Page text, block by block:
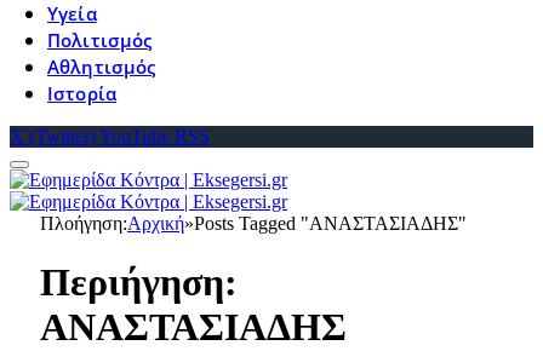
Υγεία
Πολιτισμός
Αθλητισμός
Ιστορία
X (Twitter)YouTube RSS
Πλοήγηση:Αρχική»Posts Tagged "ΑΝΑΣΤΑΣΙΑΔΗΣ"
Περιήγηση:
ΑΝΑΣΤΑΣΙΑΔΗΣ